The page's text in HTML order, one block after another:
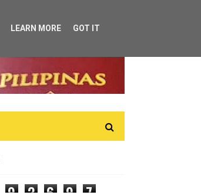
LEARN MORE GOT IT